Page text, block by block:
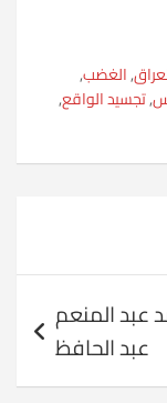
,الغضب,
,تجسيد الواقع,
عبد المنعم
عبد الحافظ